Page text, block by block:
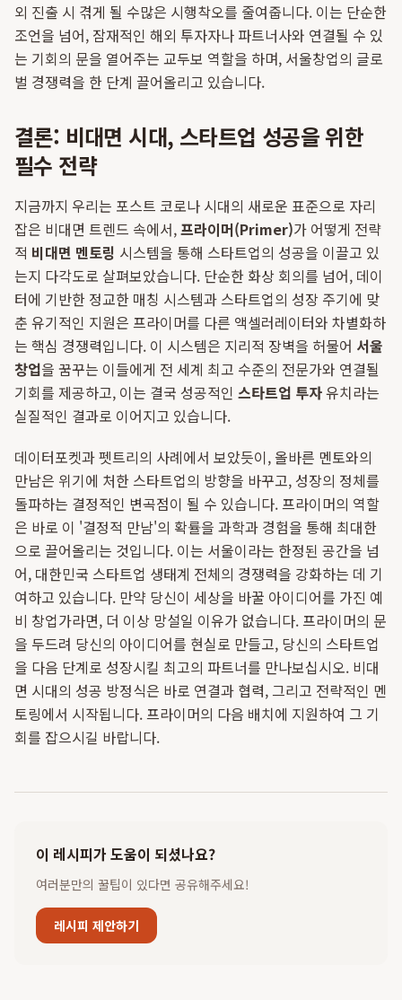
외 진출 시 겪게 될 수많은 시행착오를 줄여줍니다. 이는 단순한
조언을 넘어, 잠재적인 해외 투자자나 파트너사와 연결될 수 있
는 기회의 문을 열어주는 교두보 역할을 하며, 서울창업의 글로
벌 경쟁력을 한 단계 끌어올리고 있습니다.
결론: 비대면 시대, 스타트업 성공을 위한
필수 전략
지금까지 우리는 포스트 코로나 시대의 새로운 표준으로 자리
잡은 비대면 트렌드 속에서,프라이머(Primer)가 어떻게 전략
적 비대면 멘토링 시스템을 통해 스타트업의 성공을 이끌고 있
는지 다각도로 살펴보았습니다. 단순한 화상 회의를 넘어, 데이
터에 기반한 정교한 매칭 시스템과 스타트업의 성장 주기에 맞
춘 유기적인 지원은 프라이머를 다른 액셀러레이터와 차별화하
는 핵심 경쟁력입니다. 이 시스템은 지리적 장벽을 허물어 서울
창업을 꿈꾸는 이들에게 전 세계 최고 수준의 전문가와 연결될
기회를 제공하고, 이는 결국 성공적인 스타트업 투자유치라는
실질적인 결과로 이어지고 있습니다.
데이터포켓과 펫트리의 사례에서 보았듯이, 올바른 멘토와의
만남은 위기에 처한 스타트업의 방향을 바꾸고, 성장의 정체를
돌파하는 결정적인 변곡점이 될 수 있습니다. 프라이머의 역할
은 바로 이 '결정적 만남'의 확률을 과학과 경험을 통해 최대한
으로 끌어올리는 것입니다. 이는 서울이라는 한정된 공간을 넘
어, 대한민국 스타트업 생태계 전체의 경쟁력을 강화하는 데 기
여하고 있습니다. 만약 당신이 세상을 바꿀 아이디어를 가진 예
비 창업가라면, 더 이상 망설일 이유가 없습니다. 프라이머의 문
을 두드려 당신의 아이디어를 현실로 만들고, 당신의 스타트업
을 다음 단계로 성장시킬 최고의 파트너를 만나보십시오. 비대
면 시대의 성공 방정식은 바로 연결과 협력, 그리고 전략적인 멘
토링에서 시작됩니다. 프라이머의 다음 배치에 지원하여 그 기
회를 잡으시길 바랍니다.
이 레시피가 도움이 되셨나요?
여러분만의 꿀팁이 있다면 공유해주세요!
레시피 제안하기